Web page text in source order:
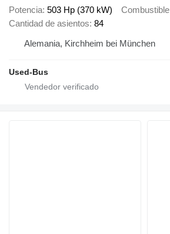
Potencia 503 Hp (370 kW) Combustible
Cantidad de asientos 84
Alemania, Kirchheim bei München
Used-Bus